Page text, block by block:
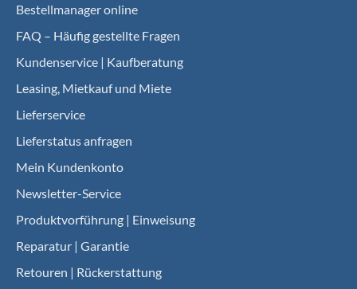
Bestellmanager online
FAQ – Häufig gestellte Fragen
Kundenservice | Kaufberatung
Leasing, Mietkauf und Miete
Lieferservice
Lieferstatus anfragen
Mein Kundenkonto
Newsletter-Service
Produktvorführung | Einweisung
Reparatur | Garantie
Retouren | Rückerstattung